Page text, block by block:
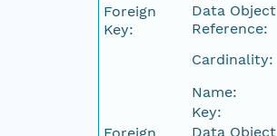
Foreign
Key:
Data Object
Reference:
Cardinality:
Foreign
Name:
Key:
Data Object